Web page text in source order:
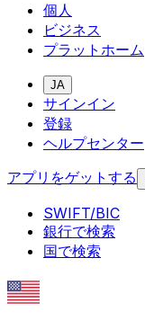
個人
ビジネス
プラットホーム
JA
サインイン
登録
ヘルプセンター
アプリをゲットする
SWIFT/BIC
銀行で検索
国で検索